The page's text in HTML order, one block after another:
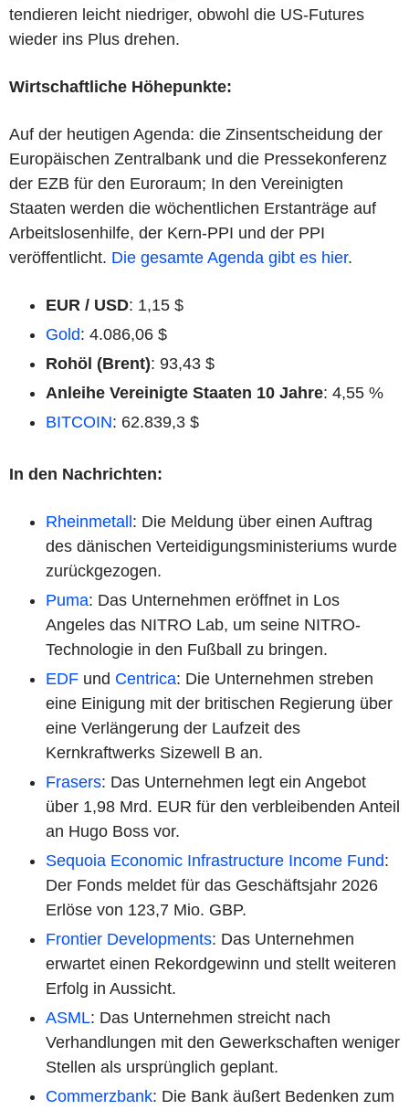
tendieren leicht niedriger, obwohl die US-Futures
wieder ins Plus drehen.
Wirtschaftliche Höhepunkte:
Auf der heutigen Agenda: die Zinsentscheidung der
Europäischen Zentralbank und die Pressekonferenz
der EZB für den Euroraum; In den Vereinigten
Staaten werden die wöchentlichen Erstanträge auf
Arbeitslosenhilfe, der Kern-PPI und der PPI
veröffentlicht. Die gesamte Agenda gibt es hier.
EUR / USD: 1,15 $
Gold: 4.086,06 $
Rohöl (Brent): 93,43 $
Anleihe Vereinigte Staaten 10 Jahre: 4,55 %
BITCOIN: 62.839,3 $
In den Nachrichten:
Rheinmetall: Die Meldung über einen Auftrag
des dänischen Verteidigungsministeriums wurde
zurückgezogen.
Puma: Das Unternehmen eröffnet in Los
Angeles das NITRO Lab, um seine NITRO-
Technologie in den Fußball zu bringen.
EDF und Centrica: Die Unternehmen streben
eine Einigung mit der britischen Regierung über
eine Verlängerung der Laufzeit des
Kernkraftwerks Sizewell B an.
Frasers: Das Unternehmen legt ein Angebot
über 1,98 Mrd. EUR für den verbleibenden Anteil
an Hugo Boss vor.
Sequoia Economic Infrastructure Income Fund:
Der Fonds meldet für das Geschäftsjahr 2026
Erlöse von 123,7 Mio. GBP.
Frontier Developments: Das Unternehmen
erwartet einen Rekordgewinn und stellt weiteren
Erfolg in Aussicht.
ASML: Das Unternehmen streicht nach
Verhandlungen mit den Gewerkschaften weniger
Stellen als ursprünglich geplant.
Commerzbank: Die Bank äußert Bedenken zum